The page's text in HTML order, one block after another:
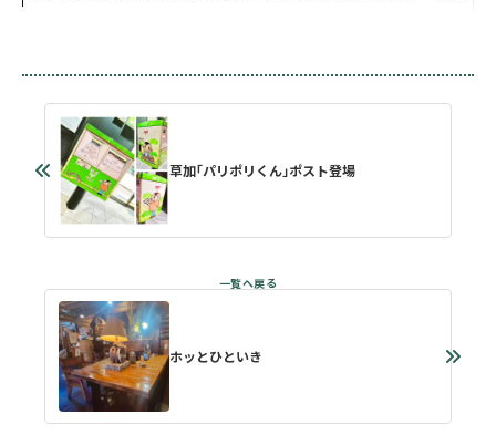
草加｢パリポリくん｣ポスト登場
ホッとひといき